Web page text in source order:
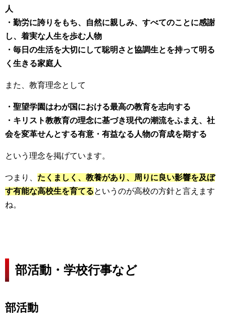
人
・勤労に誇りをもち、自然に親しみ、すべてのことに感謝
し、着実な人生を歩む人物
・毎日の生活を大切にして聡明さと協調生とを持って明る
く生きる家庭人
また、教育理念として
・聖望学園はわが国における最高の教育を志向する
・キリスト教教育の理念に基づき現代の潮流をふまえ、社
会を変革せんとする有意・有益なる人物の育成を期する
という理念を掲げています。
つまり、 たくましく、教養があり、周りに良い影響を及ぼ
す有能な高校生を育てるというのが高校の方針と言えます
ね。
部活動・学校行事など
部活動